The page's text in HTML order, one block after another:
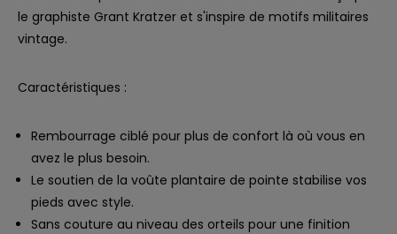
le graphiste Grant Kratzer et s'inspire de motifs militaires
vintage.
Caractéristiques :
Rembourrage ciblé pour plus de confort là où vous en
avez le plus besoin.
Le soutien de la voûte plantaire de pointe stabilise vos
pieds avec style.
Sans couture au niveau des orteils pour une finition